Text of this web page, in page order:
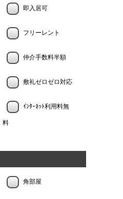
即入居可
フリーレント
仲介手数料半額
敷礼ゼロゼロ対応
ｲﾝﾀｰﾈｯﾄ利用料無
料
角部屋